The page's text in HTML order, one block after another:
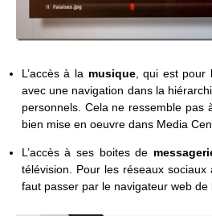
L’accès à la musique, qui est pour
avec une navigation dans la
personnels. Cela ne ressemble pas
bien mise en oeuvre dans Media
L’accès à ses boites de
télévision. Pour les réseaux
faut passer par le navigateur web de